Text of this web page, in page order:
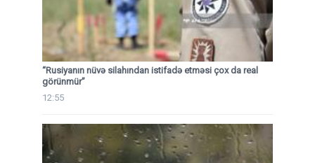
“Rusiyanın nüvə silahından istifadə etməsi çox da real
görünmür”
12:55